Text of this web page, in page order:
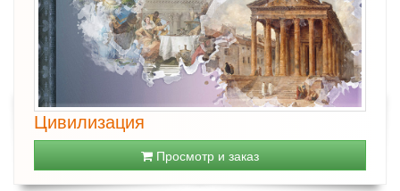
Цивилизация
Просмотр и заказ